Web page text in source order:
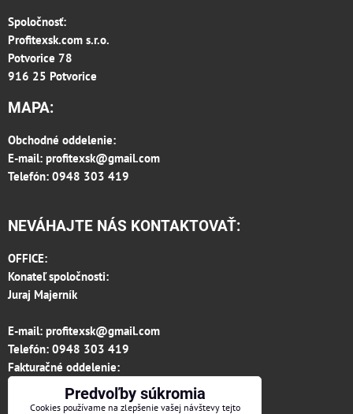
Spoločnosť:
Profitexsk.com s.r.o.
Potvorice 78
916 25 Potvorice
MAPA:
Obchodné oddelenie:
E-mail: profitexsk@gmail.com
Telefón: 0948 303 419
NEVÁHAJTE NÁS KONTAKTOVAŤ:
OFFICE:
Konateľ spoločnosti:
Juraj Majerník
E-mail: profitexsk@gmail.com
Telefón: 0948 303 419
Fakturačné oddelenie:
invoice.profitexsk@gmail.com
IČO: 36313157
Predvoľby súkromia
Cookies používame na zlepšenie vašej návštevy tejto